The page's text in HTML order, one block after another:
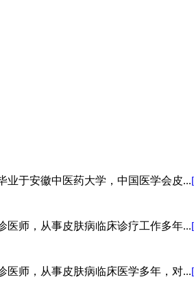
业于安徽中医药大学，中国医学会皮...
医师，从事皮肤病临床诊疗工作多年...
医师，从事皮肤病临床医学多年，对...